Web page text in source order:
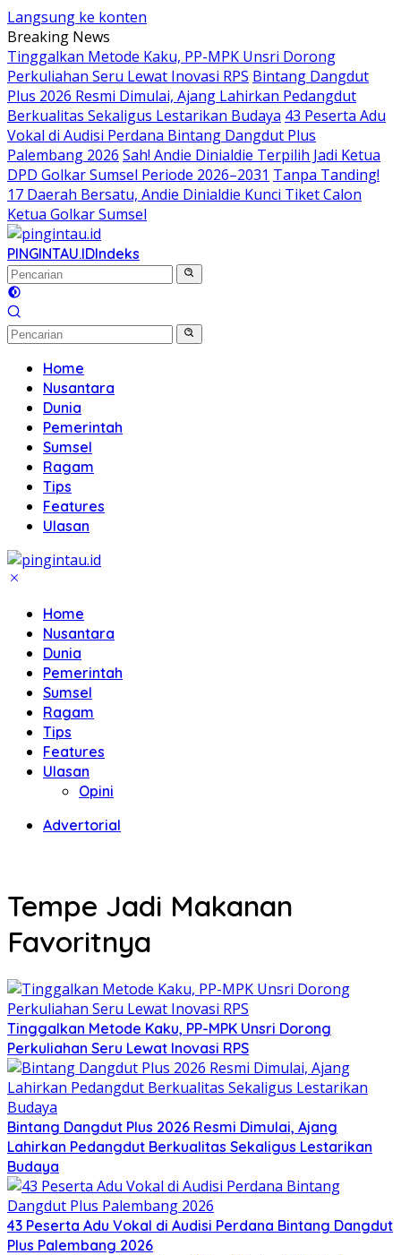
Langsung ke konten
Breaking News
Tinggalkan Metode Kaku, PP-MPK Unsri Dorong
Perkuliahan Seru Lewat Inovasi RPS Bintang Dangdut
Plus 2026 Resmi Dimulai, Ajang Lahirkan Pedangdut
Berkualitas Sekaligus Lestarikan Budaya 43 Peserta Adu
Vokal di Audisi Perdana Bintang Dangdut Plus
Palembang 2026 Sah! Andie Dinialdie Terpilih Jadi Ketua
DPD Golkar Sumsel Periode 2026–2031 Tanpa Tanding!
17 Daerah Bersatu, Andie Dinialdie Kunci Tiket Calon
Ketua Golkar Sumsel
PINGINTAU.IDIndeks
Home
Nusantara
Dunia
Pemerintah
Sumsel
Ragam
Tips
Features
Ulasan
Home
Nusantara
Dunia
Pemerintah
Sumsel
Ragam
Tips
Features
Ulasan
Opini
Advertorial
Tempe Jadi Makanan
Favoritnya
Tinggalkan Metode Kaku, PP-MPK Unsri Dorong
Perkuliahan Seru Lewat Inovasi RPS
Bintang Dangdut Plus 2026 Resmi Dimulai, Ajang
Lahirkan Pedangdut Berkualitas Sekaligus Lestarikan
Budaya
43 Peserta Adu Vokal di Audisi Perdana Bintang Dangdut
Plus Palembang 2026